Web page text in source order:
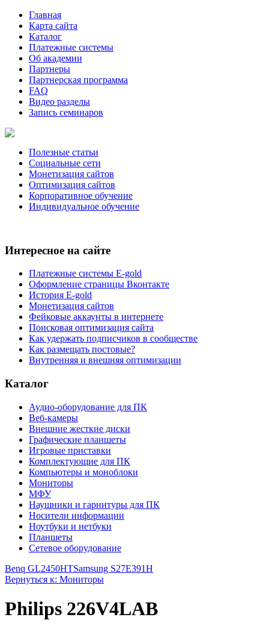
Главная
Карта сайта
Каталог
Платежные системы
Об академии
Партнеры
Партнерская программа
FAQ
Видео разделы
Запись семинаров
Полезные статьи
Социальные сети
Монетизация сайтов
Оптимизация сайтов
Корпоративное обучение
Индивидуальное обучение
Интересное на сайте
Платежные системы E-gold
Оформление страницы Вконтакте
История E-gold
Монетизация сайтов
Фейковые аккаунты в интернете
Поисковая оптимизация сайта
Как удержать подписчиков в сообществе
Как размещать постовые?
Внутренняя и внешняя оптимизации
Каталог
Аудио-оборудование для ПК
Веб-камеры
Внешние жесткие диски
Графические планшеты
Игровые приставки
Комплектующие для ПК
Компьютеры и моноблоки
Мониторы
МФУ
Наушники и гарнитуры для ПК
Носители информации
Ноутбуки и нетбуки
Планшеты
Сетевое оборудование
Benq GL2450HTSamsung S27E391H
Вернуться к: Мониторы
Philips 226V4LAB